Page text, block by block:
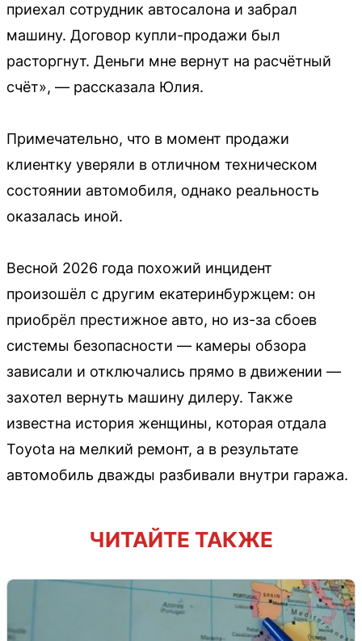
приехал сотрудник автосалона и забрал
машину. Договор купли-продажи был
расторгнут. Деньги мне вернут на расчётный
счёт», — рассказала Юлия.
Примечательно, что в момент продажи
клиентку уверяли в отличном техническом
состоянии автомобиля, однако реальность
оказалась иной.
Весной 2026 года похожий инцидент
произошёл с другим екатеринбуржцем: он
приобрёл престижное авто, но из-за сбоев
системы безопасности — камеры обзора
зависали и отключались прямо в движении —
захотел вернуть машину дилеру. Также
известна история женщины, которая отдала
Toyota на мелкий ремонт, а в результате
автомобиль дважды разбивали внутри гаража.
ЧИТАЙТЕ ТАКЖЕ